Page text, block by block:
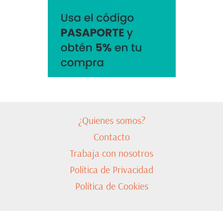
¿Quienes somos?
Contacto
Trabaja con nosotros
Política de Privacidad
Política de Cookies